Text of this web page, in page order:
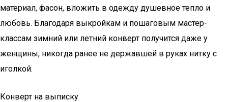
материал, фасон, вложить в одежду душевное тепло и
любовь. Благодаря выкройкам и пошаговым мастер-
классам зимний или летний конверт получится даже у
женщины, никогда ранее не державшей в руках нитку с
иголкой.
Конверт на выписку